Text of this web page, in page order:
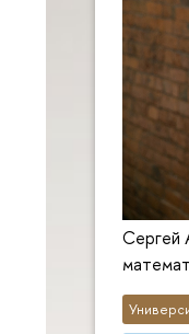
Сергей